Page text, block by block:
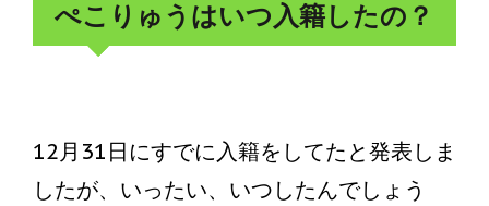
ぺこりゅうはいつ入籍したの？
12月31日にすでに入籍をしてたと発表しま
したが、いったい、いつしたんでしょう